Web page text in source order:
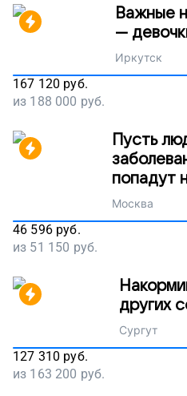
Важные
—
Иркутск
167 120 руб.
из 188 000 руб.
Пусть
попадут
Москва
46 596 руб.
из 51 150 руб.
других
Сургут
127 310 руб.
из 163 200 руб.